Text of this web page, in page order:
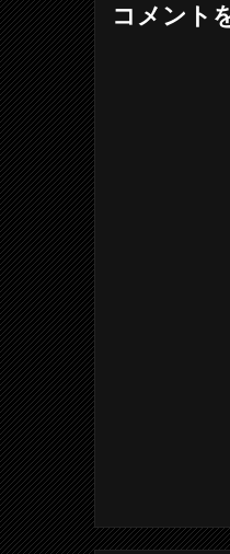
コメント